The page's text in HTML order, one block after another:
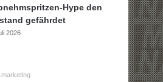
Hype den
gefährdet
2026